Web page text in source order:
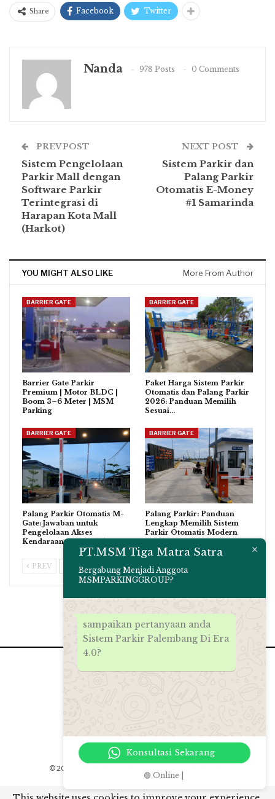
Share Facebook Twitter
Nanda 978 Posts 0 Comments
PREV POST
Sistem Pengelolaan
Parkir Mall dengan
Software Parkir
Terintegrasi di
Harapan Kota Mall
(Harkot)
NEXT POST
Sistem Parkir dan
Palang Parkir
Otomatis E-Money
#1 Samarinda
YOU MIGHT ALSO LIKE More From Author
BARRIER GATE
Barrier Gate Parkir
Premium | Motor BLDC |
Boom 3–6 Meter | MSM
Parking
BARRIER GATE
Paket Harga Sistem Parkir
Otomatis dan Palang Parkir
2026: Panduan Memilih
Sesuai…
BARRIER GATE
Palang Parkir Otomatis M-
Gate: Jawaban untuk
Pengelolaan Akses
Kendaraan yang Lebih…
BARRIER GATE
Palang Parkir: Panduan
Lengkap Memilih Sistem
Parkir Otomatis Modern
PREV NEXT
© 2026 - PT.MSM Tiga Matra Satra. All Rights Reserved.
Website Design: msmparkinggroup 2012
PT.MSM Tiga Matra Satra
Bergabung Menjadi Anggota
MSMPARKINGGROUP?
sampaikan pertanyaan anda
Sistem Parkir Palembang Di Era
4.0?
Konsultasi Sekarang
🟢 Online |